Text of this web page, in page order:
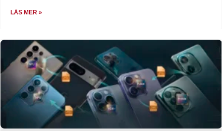
LÄS MER »